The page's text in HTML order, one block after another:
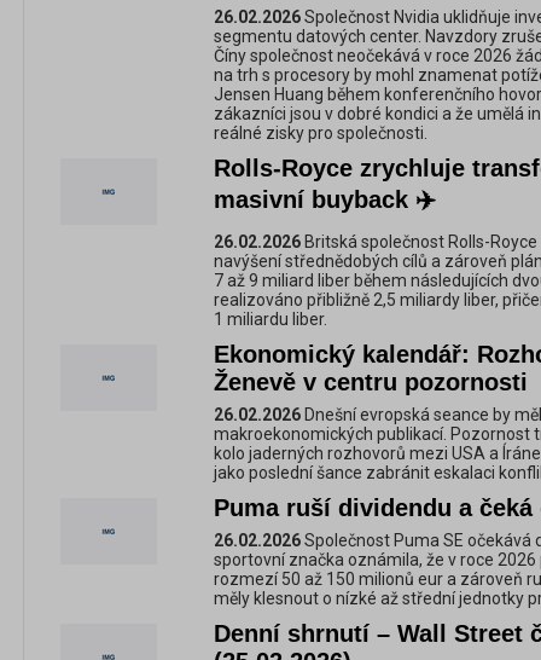
26.02.2026Společnost Nvidia uklidňuje
segmentu datových center. Navzdory
Číny společnost neočekává v roce 2026
na trh s procesory by mohl znamenat
Jensen Huang během konferenčního
zákazníci jsou v dobré kondici a že umělá
reálné zisky pro společnosti.
Rolls-Royce zrychluje
masivní buyback ✈️
26.02.2026 Britská společnost Rolls-
navýšení střednědobých cílů a zároveň
7 až 9 miliard liber během následujících
realizováno přibližně 2,5 miliardy liber,
1 miliardu liber.
Ekonomický kalendář:
Ženevě v centru pozornosti
26.02.2026 Dnešní evropská seance by
makroekonomických publikací. Pozornost
kolo jaderných rozhovorů mezi USA a
jako poslední šance zabránit eskalaci
Puma ruší dividendu a
26.02.2026Společnost Puma SE očekává
sportovní značka oznámila, že v roce
rozmezí 50 až 150 milionů eur a zároveň
měly klesnout o nízké až střední jednotky
Denní shrnutí – Wall Street